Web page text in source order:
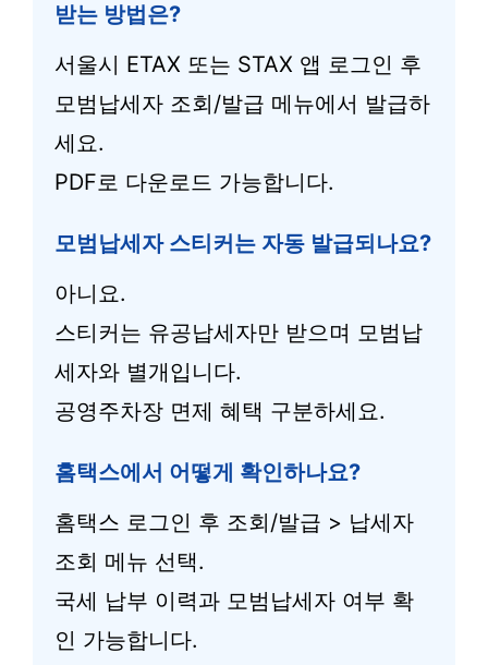
받는 방법은?
서울시 ETAX 또는 STAX 앱 로그인 후
모범납세자 조회/발급 메뉴에서 발급하
세요.
PDF로 다운로드 가능합니다.
모범납세자 스티커는 자동 발급되나요?
아니요.
스티커는 유공납세자만 받으며 모범납
세자와 별개입니다.
공영주차장 면제 혜택 구분하세요.
홈택스에서 어떻게 확인하나요?
홈택스 로그인 후 조회/발급 > 납세자
조회 메뉴 선택.
국세 납부 이력과 모범납세자 여부 확
인 가능합니다.